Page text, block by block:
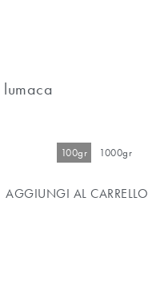
100gr 1000gr
AGGIUNGI AL CARRELLO